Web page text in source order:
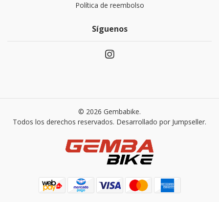
Política de reembolso
Síguenos
© 2026 Gembabike.
Todos los derechos reservados. Desarrollado por Jumpseller.